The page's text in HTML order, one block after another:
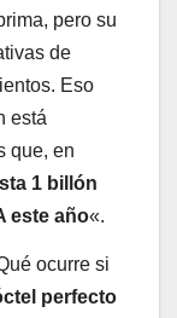
pero su
de
Eso
está
que, en
1 billón
este año«.
ocurre si
perfecto